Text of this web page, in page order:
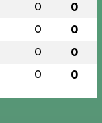
0 0
0 0
0 0
0 0